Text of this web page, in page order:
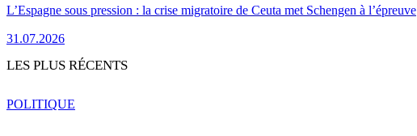
L’Espagne sous pression : la crise migratoire de Ceuta met Schengen à l’épreuve
31.07.2026
LES PLUS RÉCENTS
POLITIQUE